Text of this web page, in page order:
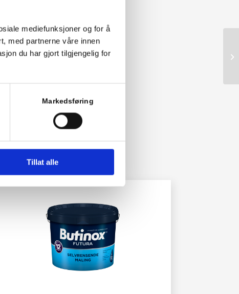
mediefunksjoner og for å
med partnerne våre innen
du har gjort tilgjengelig for
Markedsføring
Tillat alle